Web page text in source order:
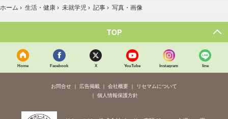
ホーム › 生活・健康 › 未就学児 › 記事 › 写真・画像
TOP
Home Facebook X YouTube Instagram line
お問合せ 広告掲載 会社概要
リセマムについて
個人情報保護方針